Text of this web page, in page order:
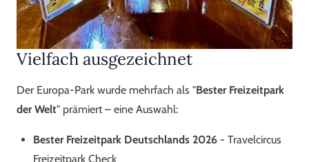
Vielfach ausgezeichnet
Der Europa-Park wurde mehrfach als "Bester Freizeitpark
der Welt" prämiert – eine Auswahl:
Bester Freizeitpark Deutschlands 2026 - Travelcircus
Freizeitpark Check